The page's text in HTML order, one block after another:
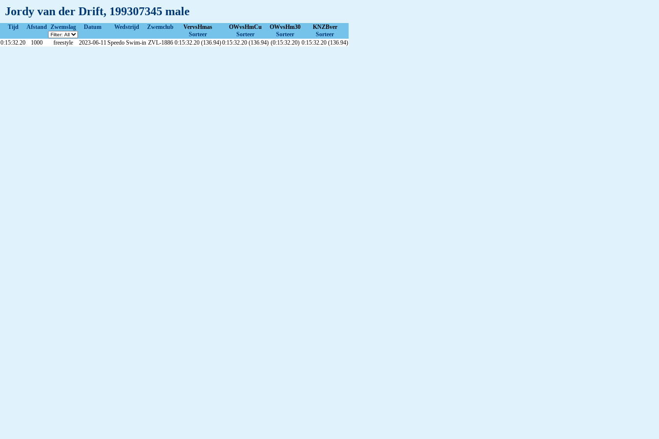
Jordy van der Drift, 199307345 male
Tijd Afstand Zwemslag Datum Wedstrijd Zwemclub
VervsHmas
Sorteer
OWvsHmCu
Sorteer
OWvsHm30
Sorteer
KNZBver
Sorteer
0:15:32.20
1000 freestyle 2023-06-11Speedo Swim-in ZVL-1886 0:15:32.20 (136.94)0:15:32.20 (136.94) (0:15:32.20) 0:15:32.20 (136.94)